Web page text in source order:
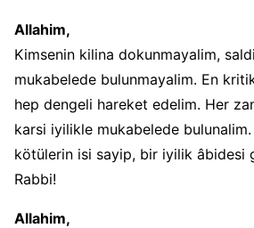
Allahim,
Kimsenin kilina dokunmayalim,
mukabelede bulunmayalim. En
hep dengeli hareket edelim. Her
karsi iyilikle mukabelede
kötülerin isi sayip, bir iyilik âbidesi
Rabbi!
Allahim,